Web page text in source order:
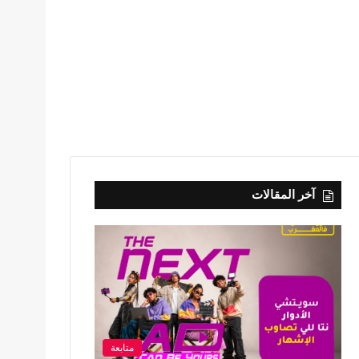
آخر المقالات
متابعة